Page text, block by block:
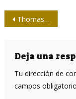
entradas
Thomas Mann y las tentaciones del fascismo
Deja una
Tu dirección de
campos